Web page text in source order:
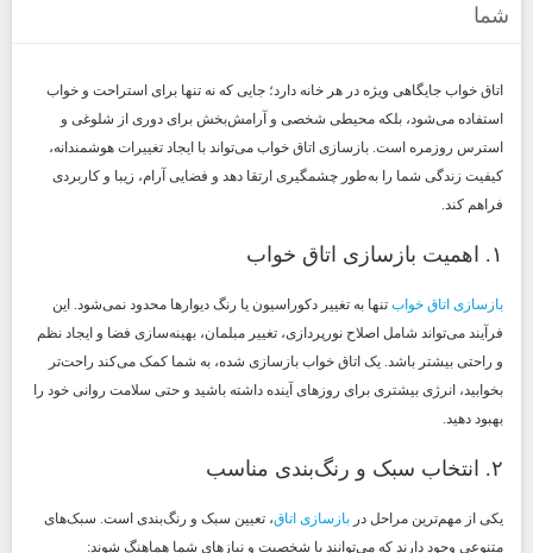
شما
اتاق خواب جایگاهی ویژه در هر خانه دارد؛ جایی که نه تنها برای استراحت و خواب
استفاده می‌شود، بلکه محیطی شخصی و آرامش‌بخش برای دوری از شلوغی و
استرس روزمره است. بازسازی اتاق خواب می‌تواند با ایجاد تغییرات هوشمندانه،
کیفیت زندگی شما را به‌طور چشمگیری ارتقا دهد و فضایی آرام، زیبا و کاربردی
فراهم کند.
۱. اهمیت بازسازی اتاق خواب
بازسازی اتاق خواب تنها به تغییر دکوراسیون یا رنگ دیوارها محدود نمی‌شود. این
فرآیند می‌تواند شامل اصلاح نورپردازی، تغییر مبلمان، بهینه‌سازی فضا و ایجاد نظم
و راحتی بیشتر باشد. یک اتاق خواب بازسازی شده، به شما کمک می‌کند راحت‌تر
بخوابید، انرژی بیشتری برای روزهای آینده داشته باشید و حتی سلامت روانی خود را
بهبود دهید.
۲. انتخاب سبک و رنگ‌بندی مناسب
یکی از مهم‌ترین مراحل در بازسازی اتاق، تعیین سبک و رنگ‌بندی است. سبک‌های
متنوعی وجود دارند که می‌توانند با شخصیت و نیازهای شما هماهنگ شوند: